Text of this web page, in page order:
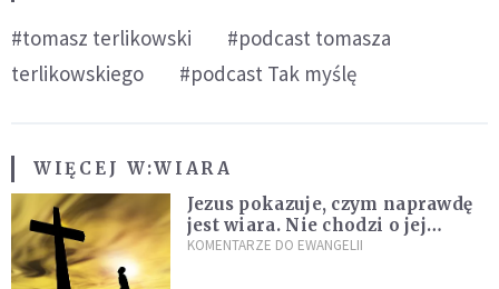
#tomasz terlikowski
#podcast tomasza
terlikowskiego
#podcast Tak myślę
WIĘCEJ W:WIARA
Jezus pokazuje, czym naprawdę
jest wiara. Nie chodzi o jej
wielkość
KOMENTARZE DO EWANGELII